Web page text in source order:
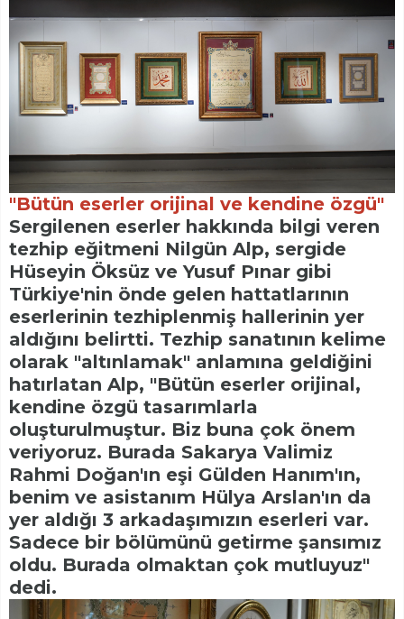
"Bütün eserler orijinal ve kendine özgü"
Sergilenen eserler hakkında bilgi veren
tezhip eğitmeni Nilgün Alp, sergide
Hüseyin Öksüz ve Yusuf Pınar gibi
Türkiye'nin önde gelen hattatlarının
eserlerinin tezhiplenmiş hallerinin yer
aldığını belirtti. Tezhip sanatının kelime
olarak "altınlamak" anlamına geldiğini
hatırlatan Alp, "Bütün eserler orijinal,
kendine özgü tasarımlarla
oluşturulmuştur. Biz buna çok önem
veriyoruz. Burada Sakarya Valimiz
Rahmi Doğan'ın eşi Gülden Hanım'ın,
benim ve asistanım Hülya Arslan'ın da
yer aldığı 3 arkadaşımızın eserleri var.
Sadece bir bölümünü getirme şansımız
oldu. Burada olmaktan çok mutluyuz"
dedi.